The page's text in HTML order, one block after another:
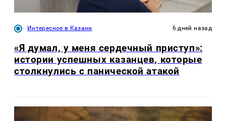
Интересное в Казани 6 дней назад
«Я думал, у меня сердечный приступ»:
истории успешных казанцев, которые
столкнулись с панической атакой